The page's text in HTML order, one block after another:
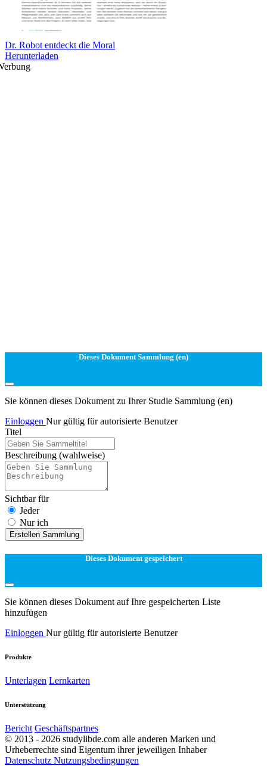
Dr. Robot entdeckt die Moral
Herunterladen
Dieses Dokument Sammlung (en)
Sie können dieses Dokument zu Ihrer Studie Sammlung (en)
Einloggen Nur gültig für autorisierte Benutzer
Titel
Beschreibung (wahlweise)
Sichtbar für
Jeder
Nur ich
Erstellen Sammlung
Dieses Dokument gespeichert
Sie können dieses Dokument auf Ihre gespeicherten Liste
hinzufügen
Einloggen Nur gültig für autorisierte Benutzer
Produkte
Unterlagen Lernkarten
Unterstützung
Bericht Geschäftspartnes
© 2013 - 2026 studylibde.com alle anderen Marken und
Urheberrechte sind Eigentum ihrer jeweiligen Inhaber
Datenschutz Nutzungsbedingungen